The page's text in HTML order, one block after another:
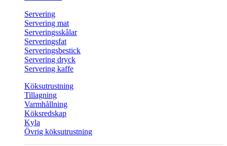
Servering
Servering mat
Serveringsskålar
Serveringsfat
Serveringsbestick
Servering dryck
Servering kaffe
Köksutrustning
Tillagning
Varmhållning
Köksredskap
Kyla
Övrig köksutrustning